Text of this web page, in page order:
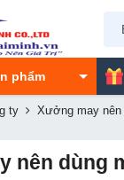
phẩm
ty Xưởng may nên
nên dùng